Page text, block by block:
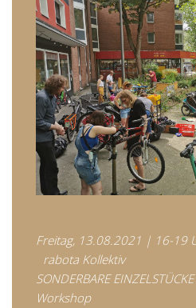
Freitag, 13.08.2021 | 16-19
rabota Kollektiv
SONDERBARE
Workshop